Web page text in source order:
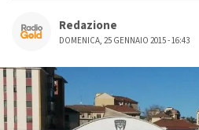
Redazione
DOMENICA, 25 GENNAIO 2015 - 16:43